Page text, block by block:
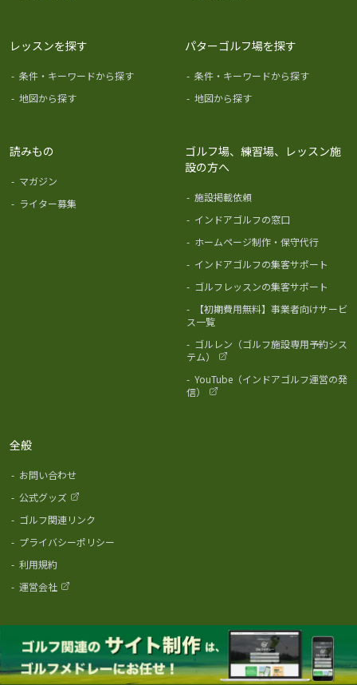
レッスンを探す
- 条件・キーワードから探す
- 地図から探す
パターゴルフ場を探す
- 条件・キーワードから探す
- 地図から探す
読みもの
- マガジン
- ライター募集
ゴルフ場、練習場、レッスン施
設の方へ
- 施設掲載依頼
- インドアゴルフの窓口
- ホームページ制作・保守代行
- インドアゴルフの集客サポート
- ゴルフレッスンの集客サポート
-
【初期費用無料】事業者向けサービ
ス一覧
- ゴルレン（ゴルフ施設専用予約シス
テム）
- YouTube（インドアゴルフ運営の発
信）
全般
- お問い合わせ
- 公式グッズ
- ゴルフ関連リンク
- プライバシーポリシー
- 利用規約
- 運営会社